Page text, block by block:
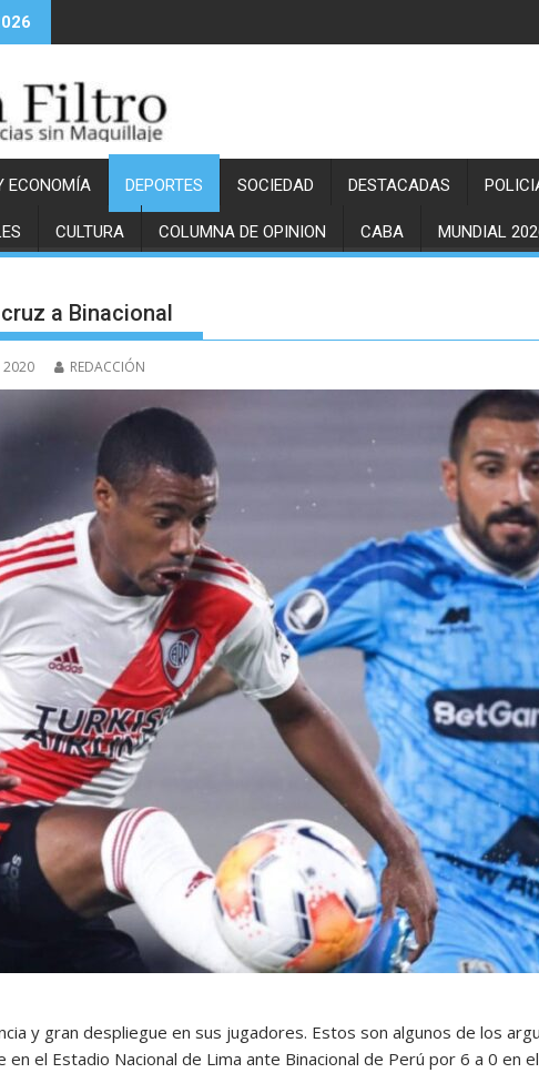
ECONOMÍA DEPORTES SOCIEDAD DESTACADAS
CULTURA COLUMNA DE OPINION CABA MUNDIAL
a Binacional
REDACCIÓN
y gran despliegue en sus jugadores. Estos son algunos de los
en el Estadio Nacional de Lima ante Binacional de Perú por 6 a 0 en